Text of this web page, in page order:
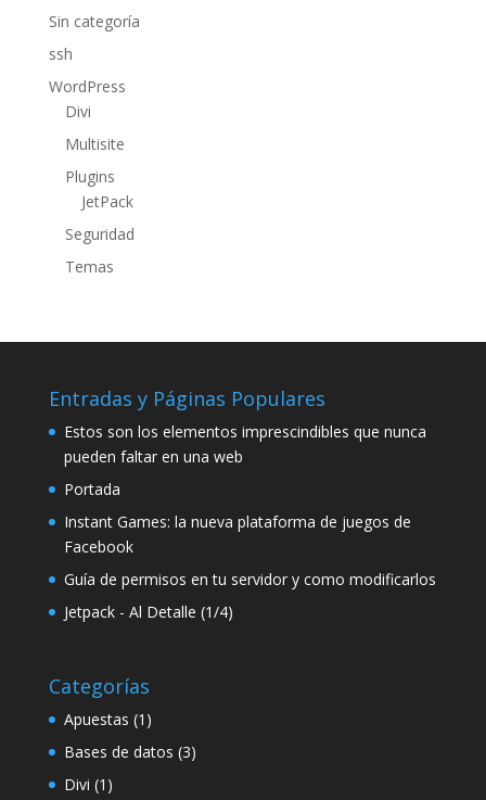
Sin categoría
ssh
WordPress
Divi
Multisite
Plugins
JetPack
Seguridad
Temas
Entradas y Páginas Populares
Estos son los elementos imprescindibles que nunca
pueden faltar en una web
Portada
Instant Games: la nueva plataforma de juegos de
Facebook
Guía de permisos en tu servidor y como modificarlos
Jetpack - Al Detalle (1/4)
Categorías
Apuestas (1)
Bases de datos (3)
Divi (1)